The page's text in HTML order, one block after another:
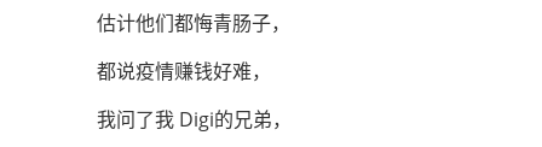
估计他们都悔青肠子，
都说疫情赚钱好难，
我问了我 Digi的兄弟，